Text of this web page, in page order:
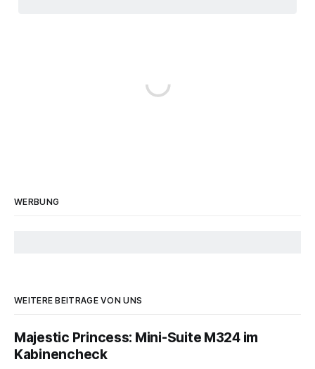
WERBUNG
WEITERE BEITRÄGE VON UNS
Majestic Princess: Mini-Suite M324 im
Kabinencheck